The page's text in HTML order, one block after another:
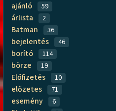
ajánló 59
árlista 2
Batman 36
bejelentés 46
borító 114
börze 19
Előfizetés 10
előzetes 71
esemény 6